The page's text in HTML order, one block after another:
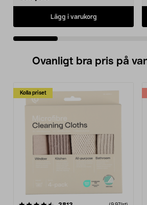
Lägg i varukorg
Ovanligt bra pris på
Kolla priset